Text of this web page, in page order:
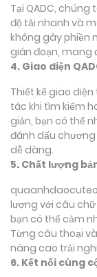
Tại QADC,
độ tải nhanh và
không gây phiền
gián đoạn, mang
4. Giao diện
Thiết kế giao
tác khi tìm kiếm
giản, bạn có thể
đánh dấu
dễ dàng.
5. Chất lượng
lượng với câu
bạn có thể cảm
Từng câu thoại
nâng cao trải
6. Kết nối cùng